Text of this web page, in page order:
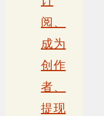
阅、
成为
创作
者、
提现